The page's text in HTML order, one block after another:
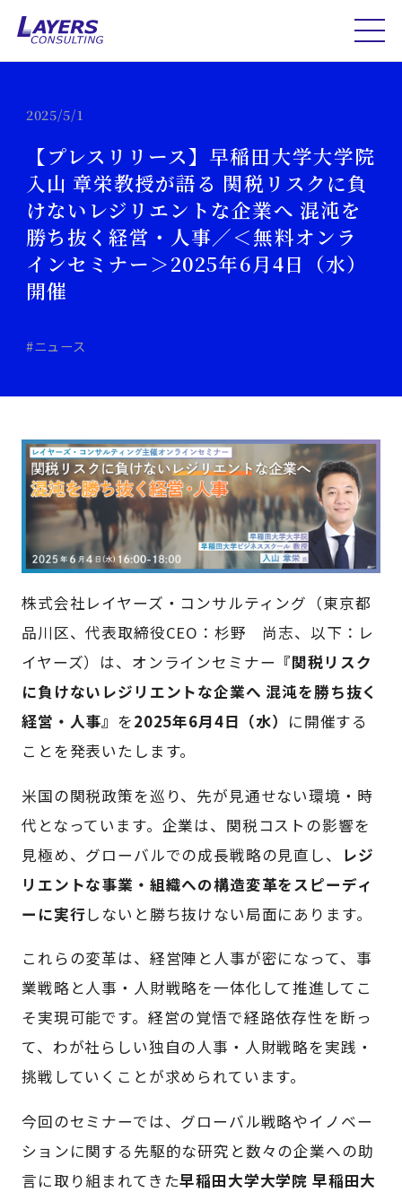
2025/5/1
【プレスリリース】早稲田大学大学院
入山 章栄教授が語る 関税リスクに負
けないレジリエントな企業へ 混沌を
勝ち抜く経営・人事／＜無料オンラ
インセミナー＞2025年6月4日（水）
開催
#ニュース
株式会社レイヤーズ・コンサルティング（東京都
品川区、代表取締役CEO：杉野 尚志、以下：レ
イヤーズ）は、オンラインセミナー 『関税リスク
に負けないレジリエントな企業へ 混沌を勝ち抜く
経営・人事』 を2025年6月4日（水） に開催する
ことを発表いたします。
米国の関税政策を巡り、先が見通せない環境・時
代となっています。企業は、関税コストの影響を
見極め、グローバルでの成長戦略の見直し、
レジ
リエントな事業・組織への構造変革をスピーディ
ーに実行しないと勝ち抜けない局面にあります。
これらの変革は、経営陣と人事が密になって、事
業戦略と人事・人財戦略を一体化して推進してこ
そ実現可能です。経営の覚悟で経路依存性を断っ
て、わが社らしい独自の人事・人財戦略を実践・
挑戦していくことが求められています。
今回のセミナーでは、グローバル戦略やイノベー
ションに関する先駆的な研究と数々の企業への助
言に取り組まれてきた早稲田大学大学院 早稲田大